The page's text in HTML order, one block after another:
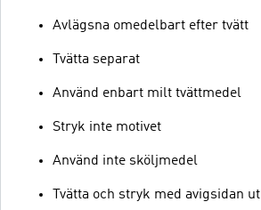
Avlägsna omedelbart efter tvätt
Tvätta separat
Använd enbart milt tvättmedel
Stryk inte motivet
Använd inte sköljmedel
Tvätta och stryk med avigsidan ut